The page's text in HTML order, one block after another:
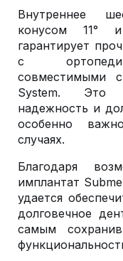
Внутреннее
конусом 11°
гарантирует
с
совместимыми
System. Это
надежность и
особенно
случаях.
Благодаря
имплантат
удается
долговечное
самым